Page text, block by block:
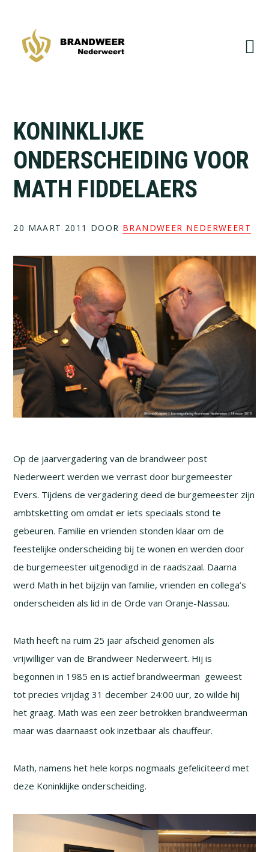
hoofdnavigatie
hoofd
KONINKLIJKE
ONDERSCHEIDING VOOR
MATH FIDDELAERS
20 MAART 2011 DOOR BRANDWEER NEDERWEERT
Op de jaarvergadering van de brandweer post
Nederweert werden we verrast door burgemeester
Evers. Tijdens de vergadering deed de burgemeester zijn
ambtsketting om omdat er iets speciaals stond te
gebeuren. Familie en vrienden stonden klaar om de
feestelijke onderscheiding bij te wonen en werden door
de burgemeester uitgenodigd in de raadszaal. Daarna
werd Math in het bijzijn van familie, vrienden en collega’s
onderscheiden als lid in de Orde van Oranje-Nassau.
Math heeft na ruim 25 jaar afscheid genomen als
vrijwilliger van de Brandweer Nederweert. Hij is
begonnen in 1985 en is actief brandweerman geweest
tot precies vrijdag 31 december 24:00 uur, zo wilde hij
het graag. Math was een zeer betrokken brandweerman
maar was daarnaast ook inzetbaar als chauffeur.
Math, namens het hele korps nogmaals gefeliciteerd met
deze Koninklijke onderscheiding.